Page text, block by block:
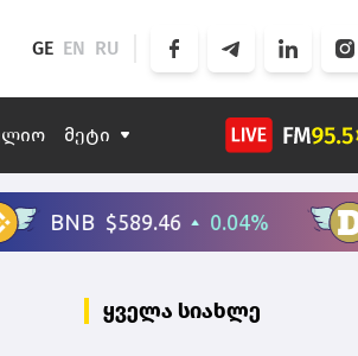
GE EN RU
მეტი
ყველა სიახლე